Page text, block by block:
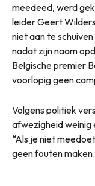
meedeed, werd
leider Geert
niet aan te
nadat zijn naam
Belgische premier
voorlopig geen
Volgens politiek
afwezigheid weinig
“Als je niet
geen fouten